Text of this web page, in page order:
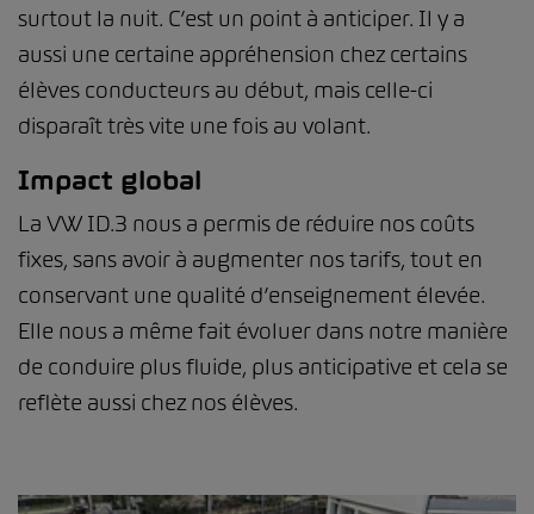
surtout la nuit. C’est un point à anticiper. Il y a
aussi une certaine appréhension chez certains
élèves conducteurs au début, mais celle-ci
disparaît très vite une fois au volant.
Impact global
La VW ID.3 nous a permis de réduire nos coûts
fixes, sans avoir à augmenter nos tarifs, tout en
conservant une qualité d’enseignement élevée.
Elle nous a même fait évoluer dans notre manière
de conduire plus fluide, plus anticipative et cela se
reflète aussi chez nos élèves.